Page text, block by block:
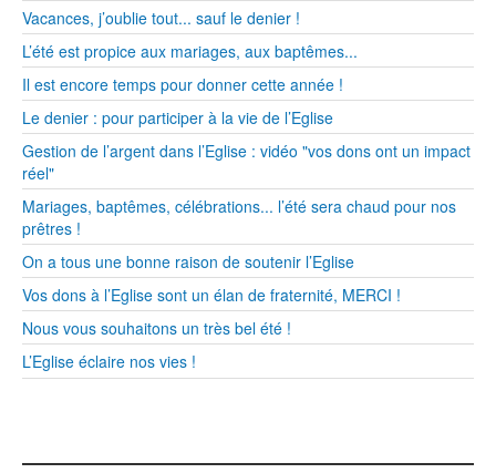
Vacances, j’oublie tout... sauf le denier !
L’été est propice aux mariages, aux baptêmes...
Il est encore temps pour donner cette année !
Le denier : pour participer à la vie de l’Eglise
Gestion de l’argent dans l’Eglise : vidéo "vos dons ont un impact
réel"
Mariages, baptêmes, célébrations... l’été sera chaud pour nos
prêtres !
On a tous une bonne raison de soutenir l’Eglise
Vos dons à l’Eglise sont un élan de fraternité, MERCI !
Nous vous souhaitons un très bel été !
L’Eglise éclaire nos vies !